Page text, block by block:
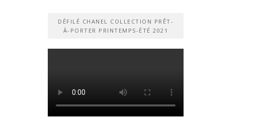
DÉFILÉ CHANEL COLLECTION PRÊT-
À-PORTER PRINTEMPS-ÉTÉ 2021